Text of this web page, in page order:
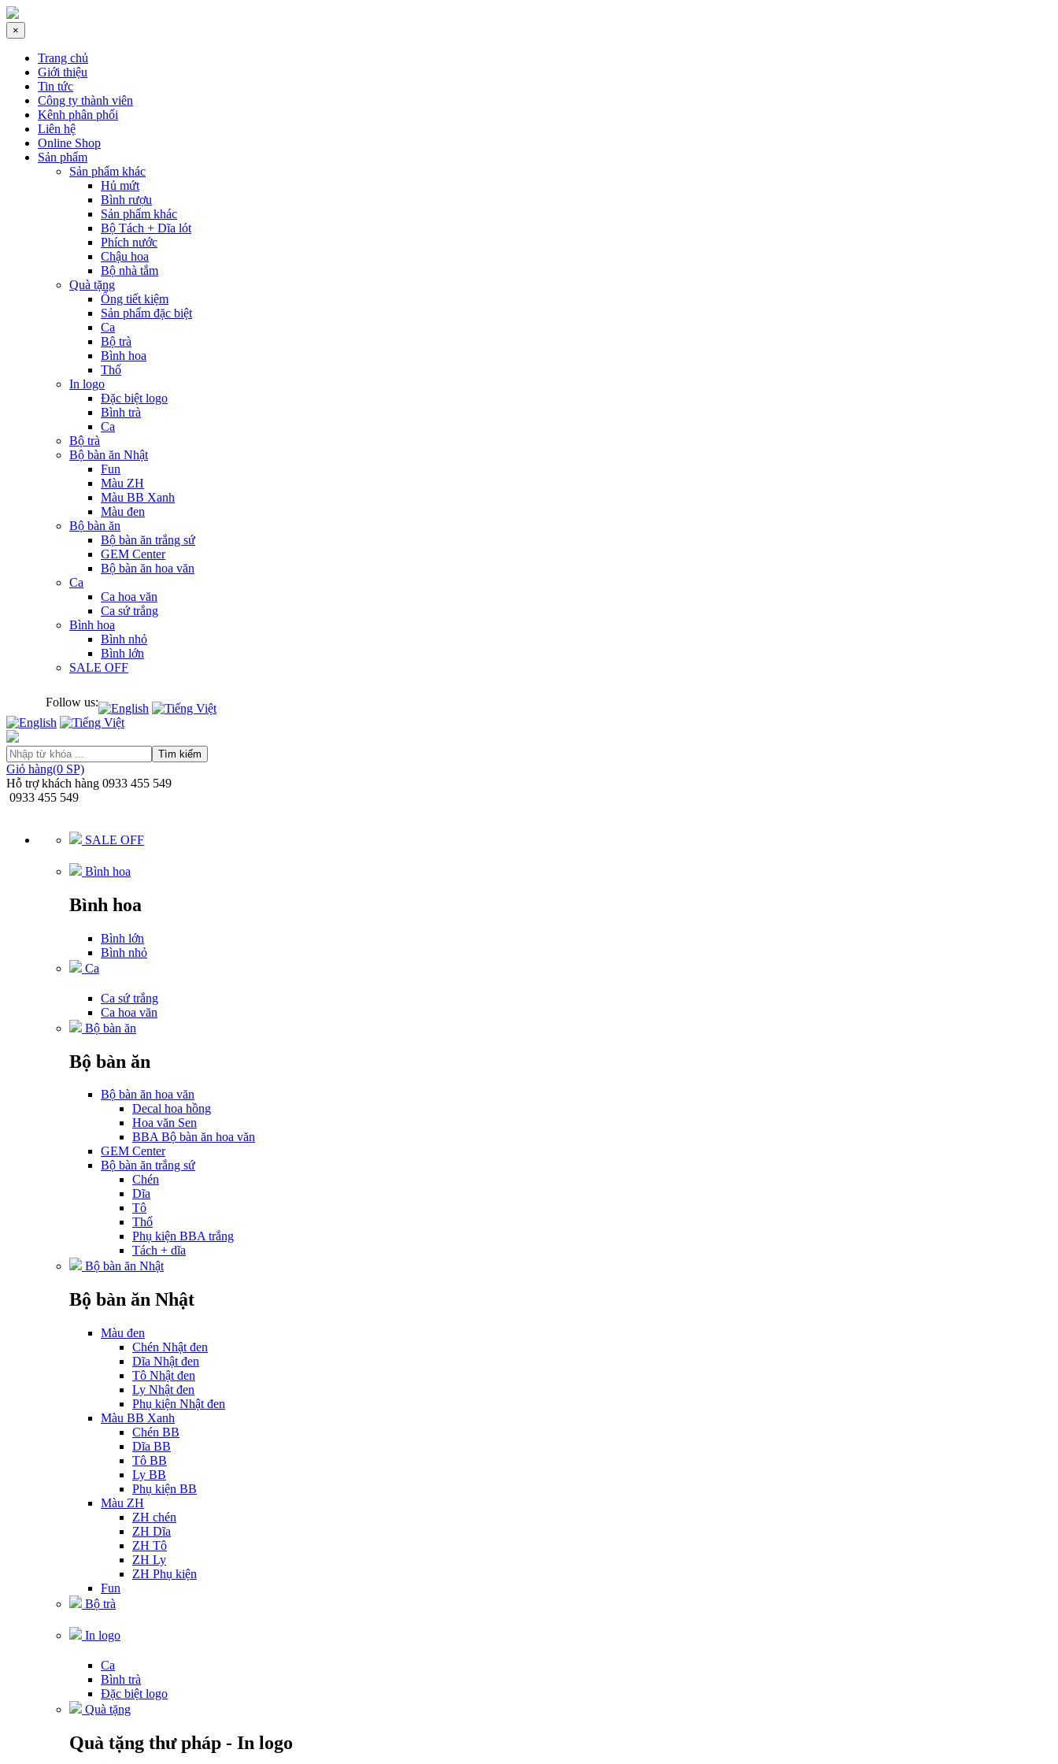
×
Trang chủ
Giới thiệu
Tin tức
Công ty thành viên
Kênh phân phối
Liên hệ
Online Shop
Sản phẩm
Sản phẩm khác
Hủ mứt
Bình rượu
Sản phẩm khác
Bộ Tách + Dĩa lót
Phích nước
Chậu hoa
Bộ nhà tắm
Quà tặng
Ống tiết kiệm
Sản phẩm đặc biệt
Ca
Bộ trà
Bình hoa
Thố
In logo
Đặc biệt logo
Bình trà
Ca
Bộ trà
Bộ bàn ăn Nhật
Fun
Màu ZH
Màu BB Xanh
Màu đen
Bộ bàn ăn
Bộ bàn ăn trắng sứ
GEM Center
Bộ bàn ăn hoa văn
Ca
Ca hoa văn
Ca sứ trắng
Bình hoa
Bình nhỏ
Bình lớn
SALE OFF
Follow us:
Tìm kiếm
Giỏ hàng(0 SP)
Hỗ trợ khách hàng 0933 455 549
0933 455 549
SALE OFF
Bình hoa
Bình hoa
Bình lớn
Bình nhỏ
Ca
Ca sứ trắng
Ca hoa văn
Bộ bàn ăn
Bộ bàn ăn
Bộ bàn ăn hoa văn
Decal hoa hồng
Hoa văn Sen
BBA Bộ bàn ăn hoa văn
GEM Center
Bộ bàn ăn trắng sứ
Chén
Dĩa
Tô
Thố
Phụ kiện BBA trắng
Tách + dĩa
Bộ bàn ăn Nhật
Bộ bàn ăn Nhật
Màu đen
Chén Nhật đen
Dĩa Nhật đen
Tô Nhật đen
Ly Nhật đen
Phụ kiện Nhật đen
Màu BB Xanh
Chén BB
Dĩa BB
Tô BB
Ly BB
Phụ kiện BB
Màu ZH
ZH chén
ZH Dĩa
ZH Tô
ZH Ly
ZH Phụ kiện
Fun
Bộ trà
In logo
Ca
Bình trà
Đặc biệt logo
Quà tặng
Quà tặng thư pháp - In logo